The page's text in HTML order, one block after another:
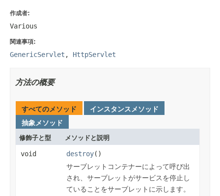
作成者:
Various
関連事項:
GenericServlet , HttpServlet
方法の概要
すべてのメソッド
インスタンスメソッド
抽象メソッド
修飾子と型 メソッドと説明
void destroy()
サーブレットコンテナーによって呼び出
され、サーブレットがサービスを停止し
ていることをサーブレットに示します。